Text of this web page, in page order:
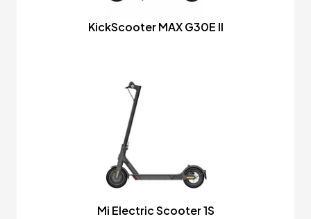
KickScooter MAX G30E II
Mi Electric Scooter 1S